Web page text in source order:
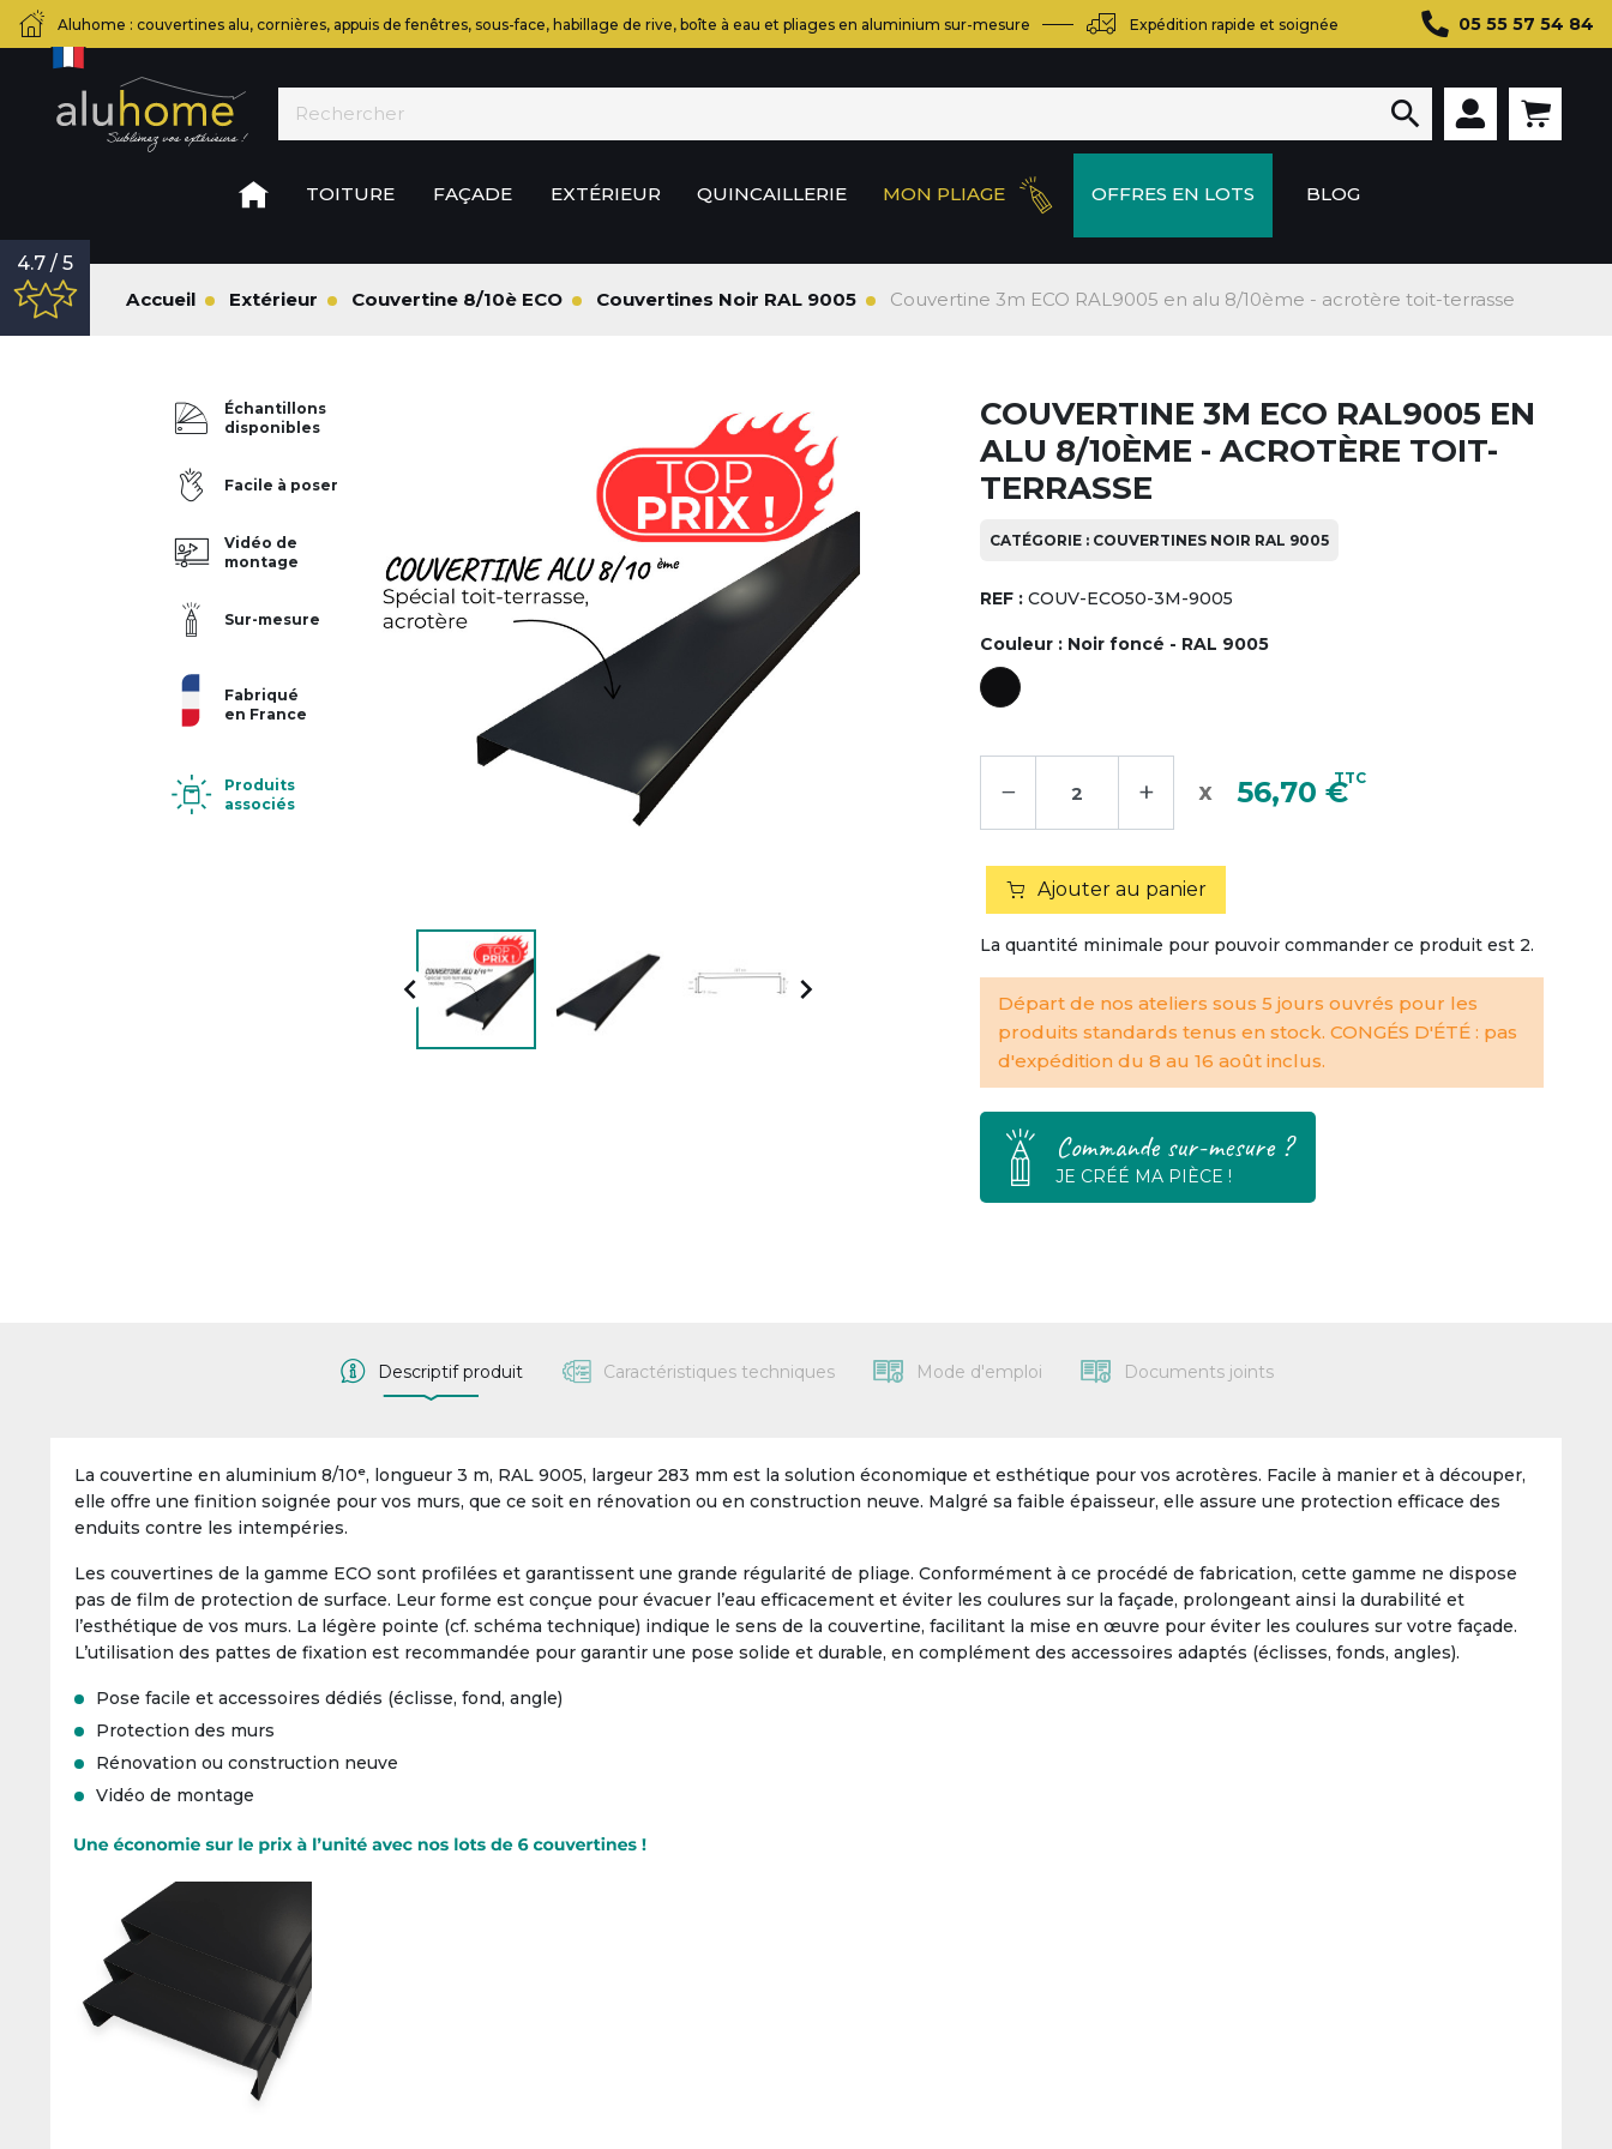
Aluhome : couvertines alu, cornières, appuis de fenêtres, sous-face, habillage de rive, boîte à eau et pliages en aluminium sur-mesure Expédition rapide et soignée 05 55 57 54 84
TOITURE FAÇADE EXTÉRIEUR QUINCAILLERIE MON PLIAGE OFFRES EN LOTS BLOG

4.7 / 5
Accueil
Extérieur Couvertine 8/10è ECO Couvertines Noir RAL 9005 Couvertine 3m ECO RAL9005 en alu 8/10ème - acrotère toit-terrasse
Échantillons
disponibles
Facile à poser
Vidéo de
montage
Sur-mesure
Fabriqué
en France
Produits
associés
 
COUVERTINE 3M ECO RAL9005 EN
ALU 8/10ÈME - ACROTÈRE TOIT-
TERRASSE
CATÉGORIE : COUVERTINES NOIR RAL 9005
REF : COUV-ECO50-3M-9005
Couleur : Noir foncé - RAL 9005
− + 56,70 €TTC
Ajouter au panier
La quantité minimale pour pouvoir commander ce produit est 2.
Départ de nos ateliers sous 5 jours ouvrés pour les
produits standards tenus en stock. CONGÉS D'ÉTÉ : pas
d'expédition du 8 au 16 août inclus.
Commande sur-mesure ?
JE CRÉÉ MA PIÈCE !
Descriptif produit Caractéristiques techniques Mode d'emploi Documents joints
La couvertine en aluminium 8/10ᵉ, longueur 3 m, RAL 9005, largeur 283 mm est la solution économique et esthétique pour vos acrotères. Facile à manier et à découper,
elle offre une finition soignée pour vos murs, que ce soit en rénovation ou en construction neuve. Malgré sa faible épaisseur, elle assure une protection efficace des
enduits contre les intempéries.
Les couvertines de la gamme ECO sont profilées et garantissent une grande régularité de pliage. Conformément à ce procédé de fabrication, cette gamme ne dispose
pas de film de protection de surface. Leur forme est conçue pour évacuer l’eau efficacement et éviter les coulures sur la façade, prolongeant ainsi la durabilité et
l’esthétique de vos murs. La légère pointe (cf. schéma technique) indique le sens de la couvertine, facilitant la mise en œuvre pour éviter les coulures sur votre façade.
L’utilisation des pattes de fixation est recommandée pour garantir une pose solide et durable, en complément des accessoires adaptés (éclisses, fonds, angles).
Pose facile et accessoires dédiés (éclisse, fond, angle)
Protection des murs
Rénovation ou construction neuve
Vidéo de montage